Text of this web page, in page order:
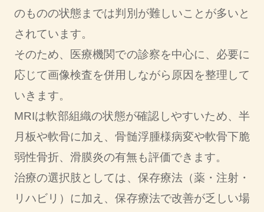
のものの状態までは判別が難しいことが多いと
されています。
そのため、医療機関での診察を中心に、必要に
応じて画像検査を併用しながら原因を整理して
いきます。
MRIは軟部組織の状態が確認しやすいため、半
月板や軟骨に加え、骨髄浮腫様病変や軟骨下脆
弱性骨折、滑膜炎の有無も評価できます。
治療の選択肢としては、保存療法（薬・注射・
リハビリ）に加え、保存療法で改善が乏しい場